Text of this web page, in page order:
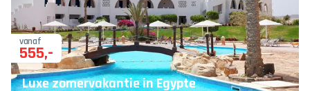
vanaf
555,-
Luxe zomervakantie in Egypte